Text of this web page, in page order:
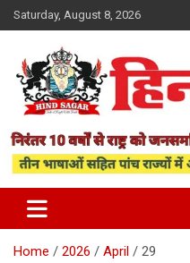
Skip
to
Saturday, August 8, 2026
Hind Sagar
Home 2026 April 29